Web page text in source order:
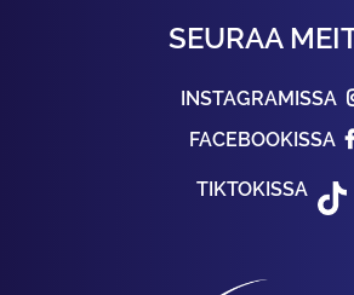
SEURAA
INSTAGRAMISSA
FACEBOOKISSA
TIKTOKISSA